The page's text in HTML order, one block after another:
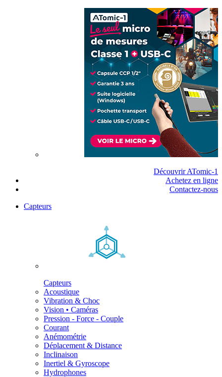
Découvrir ATomic-1
Achetez en ligne
Contactez-nous
Capteurs
Capteurs
Acoustique
Vibration & Choc
Vision • Caméras
Pression - Force - Couple
Courant
Anémométrie
Déplacement & Distance
Inclinaison
Inertiel & Gyroscope
Hydrophones